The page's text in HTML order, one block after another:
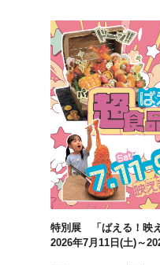
特別展 「ばえる！映
2026年7月11日(土)～